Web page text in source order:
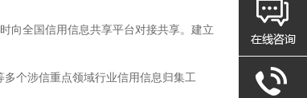
向全国信用信息共享平台对接共享。建立
个涉信重点领域行业信用信息归集工